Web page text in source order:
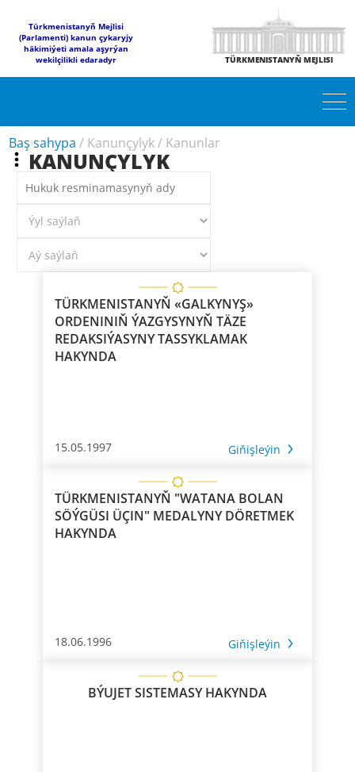
Türkmenistanyň Mejlisi
(Parlamenti) kanun çykaryjy
häkimiýeti amala aşyrýan
wekilçilikli edaradyr
TÜRKMENISTANYŇ MEJLISI
Baş sahypa / Kanunçylyk/ Kanunlar
KANUNÇYLYK
TÜRKMENISTANYŇ «GALKYNYŞ»
ORDENINIŇ ÝAZGYSYNYŇ TÄZE
REDAKSIÝASYNY TASSYKLAMAK
HAKYNDA
15.05.1997 Giňişleýin
TÜRKMENISTANYŇ "WATANA BOLAN
SÖÝGÜSI ÜÇIN" MEDALYNY DÖRETMEK
HAKYNDA
18.06.1996 Giňişleýin
BÝUJET SISTEMASY HAKYNDA